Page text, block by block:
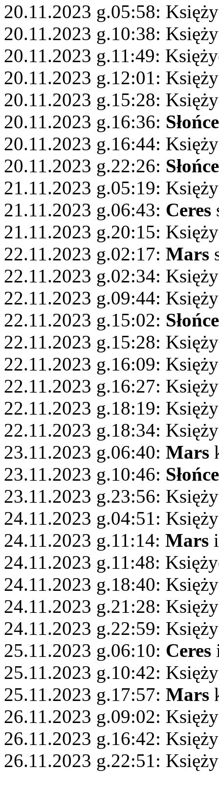
20.11.2023 g.05:58:
20.11.2023 g.10:38:
20.11.2023 g.11:49:
20.11.2023 g.12:01:
20.11.2023 g.15:28:
20.11.2023 g.16:36: Słońce
20.11.2023 g.16:44:
20.11.2023 g.22:26: Słońce
21.11.2023 g.05:19:
21.11.2023 g.06:43: Ceres
21.11.2023 g.20:15:
22.11.2023 g.02:17: Mars
22.11.2023 g.02:34:
22.11.2023 g.09:44:
22.11.2023 g.15:02: Słońce
22.11.2023 g.15:28:
22.11.2023 g.16:09:
22.11.2023 g.16:27:
22.11.2023 g.18:19:
22.11.2023 g.18:34:
23.11.2023 g.06:40: Mars
23.11.2023 g.10:46: Słońce
23.11.2023 g.23:56:
24.11.2023 g.04:51:
24.11.2023 g.11:14: Mars
24.11.2023 g.11:48:
24.11.2023 g.18:40:
24.11.2023 g.21:28:
24.11.2023 g.22:59:
25.11.2023 g.06:10: Ceres
25.11.2023 g.10:42:
25.11.2023 g.17:57: Mars
26.11.2023 g.09:02:
26.11.2023 g.16:42:
26.11.2023 g.22:51: